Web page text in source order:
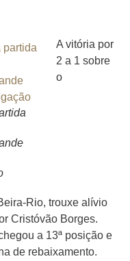
A vitória por
2 a 1 sobre
o
Rio, trouxe alívio
Cristóvão Borges.
a 13ª posição e
de rebaixamento.